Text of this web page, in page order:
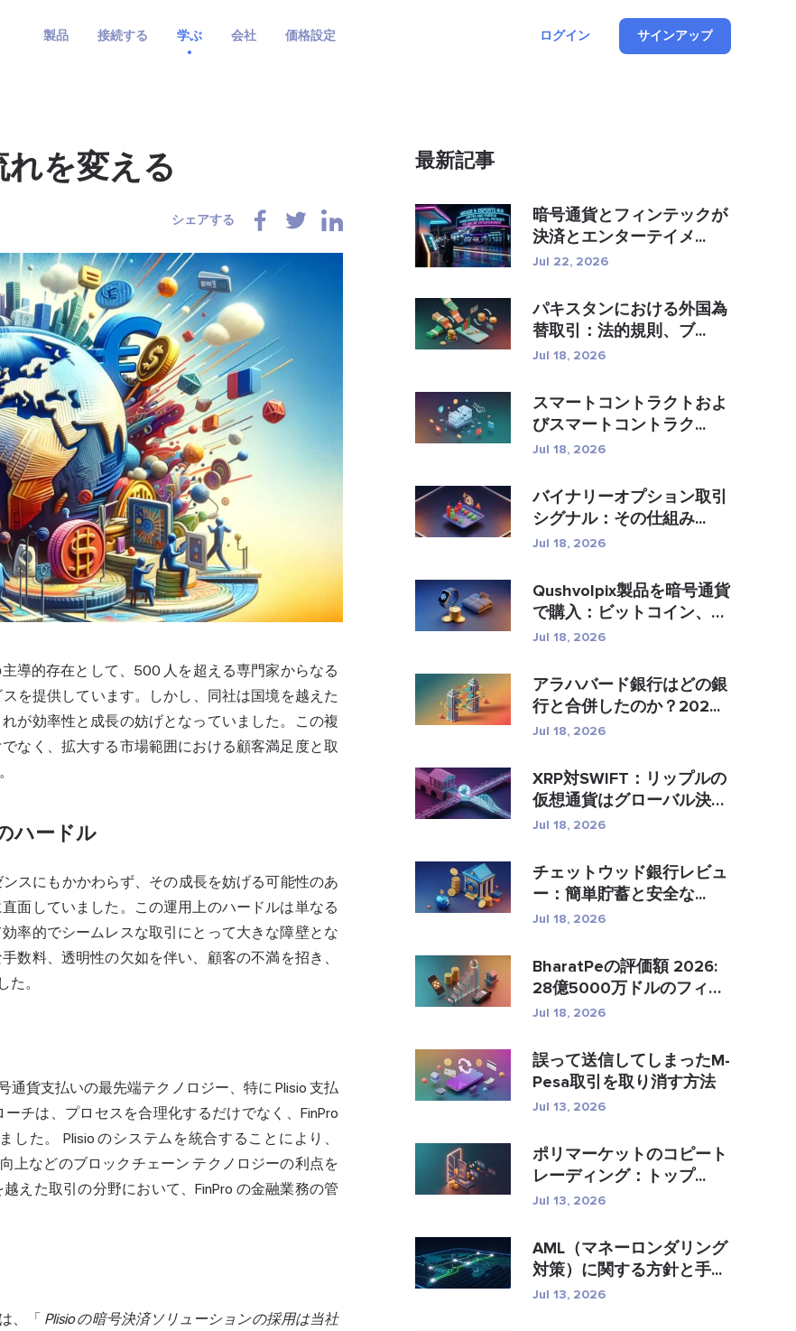
製品 接続する 学ぶ 会社 価格設定 ログイン サインアップ
を変える
シェアする
導的存在として、500 人を超える専門家からなる
を提供しています。しかし、同社は国境を越えた
が効率性と成長の妨げとなっていました。この複
なく、拡大する市場範囲における顧客満足度と取
ハードル
スにもかかわらず、その成長を妨げる可能性のあ
面していました。この運用上のハードルは単なる
率的でシームレスな取引にとって大きな障壁とな
手数料、透明性の欠如を伴い、顧客の不満を招き、
た。
通貨支払いの最先端テクノロジー、特に Plisio 支払
チは、プロセスを合理化するだけでなく、FinPro
た。 Plisio のシステムを統合することにより、
上などのブロックチェーン テクノロジーの利点を
えた取引の分野において、FinPro の金融業務の管
、「 Plisio の暗号決済ソリューションの採用は当社
最新記事
暗号通貨とフィンテックが
決済とエンターテイメ...
Jul 22, 2026
パキスタンにおける外国為
替取引：法的規則、ブ...
Jul 18, 2026
スマートコントラクトおよ
びスマートコントラク...
Jul 18, 2026
バイナリーオプション取引
シグナル：その仕組み...
Jul 18, 2026
Qushvolpix製品を暗号通貨
で購入：ビットコイン、
�...
Jul 18, 2026
アラハバード銀行はどの銀
行と合併したのか？202...
Jul 18, 2026
XRP対SWIFT：リップルの
仮想通貨はグローバル決済
�...
Jul 18, 2026
チェットウッド銀行レビュ
ー：簡単貯蓄と安全な...
Jul 18, 2026
BharatPeの評価額 2026:
28億5000万ドルのフィン
テック...
Jul 18, 2026
誤って送信してしまったM-
Pesa取引を取り消す方法
Jul 13, 2026
ポリマーケットのコピート
レーディング：トップ...
Jul 13, 2026
AML（マネーロンダリング
対策）に関する方針と手...
Jul 13, 2026